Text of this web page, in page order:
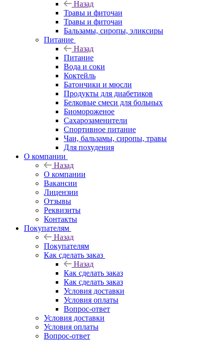
Назад
Травы и фиточаи
Травы и фиточаи
Бальзамы, сиропы, эликсиры
Питание
Назад
Питание
Вода и соки
Коктейль
Батончики и мюсли
Продукты для диабетиков
Белковые смеси для больных
Биомороженое
Сахарозаменители
Спортивное питание
Чаи, бальзамы, сиропы, травы
Для похудения
О компании
Назад
О компании
Вакансии
Лицензии
Отзывы
Реквизиты
Контакты
Покупателям
Назад
Покупателям
Как сделать заказ
Назад
Как сделать заказ
Как сделать заказ
Условия доставки
Условия оплаты
Вопрос-ответ
Условия доставки
Условия оплаты
Вопрос-ответ